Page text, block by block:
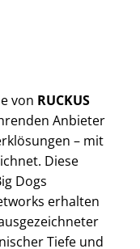
von RUCKUS
Anbieter
– mit
Diese
Dogs
erhalten
Tiefe und